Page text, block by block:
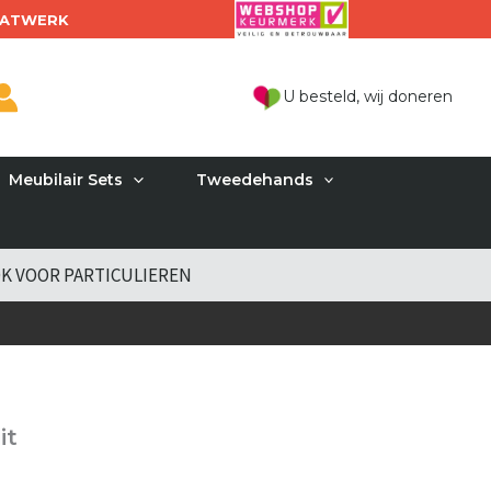
U besteld, wij doneren
Meubilair Sets Tweedehands
VOOR PARTICULIEREN